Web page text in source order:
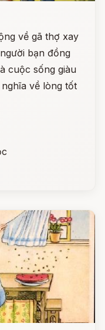
về gã thợ xay
bạn đồng
cuộc sống giàu
về lòng tốt